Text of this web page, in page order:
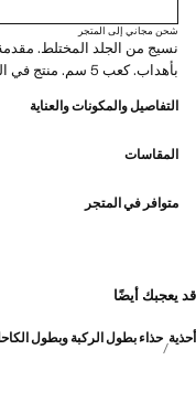
شحن مجاني إلى المتجر
نسيج من الجلد المختلط.
بأهداب. كعب 5 سم. منتج في التخفيضات
التفاصيل والمكونات والعناية
المقاسات
متوافر في المتجر
قد يعجبك أيضًا
أحذية حذاء بطول الركبة وبطول